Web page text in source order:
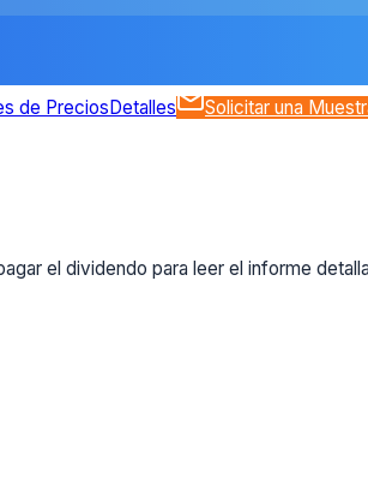
de PreciosDetalles Solicitar una
el dividendo para leer el informe